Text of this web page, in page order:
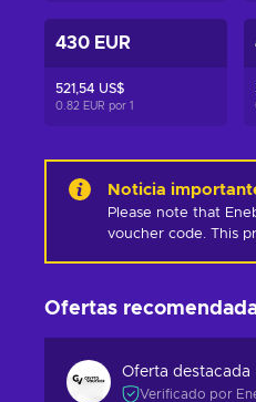
430 EUR
521,54 US$
0.82 EUR por 1
Noticia
Please note that
voucher code. This
Ofertas
Oferta destacada
Verificado por